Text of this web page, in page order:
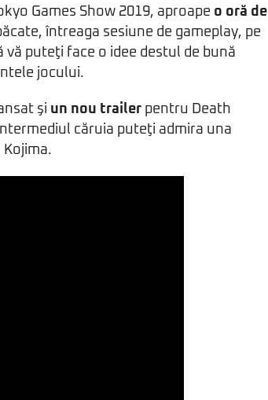
Games Show 2019, aproape o oră de
întreaga sesiune de gameplay, pe
puteţi face o idee destul de bună
jocului.
şi un nou trailer pentru Death
căruia puteţi admira una
Kojima.